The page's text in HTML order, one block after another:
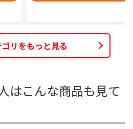
リをもっと見る
はこんな商品も見て